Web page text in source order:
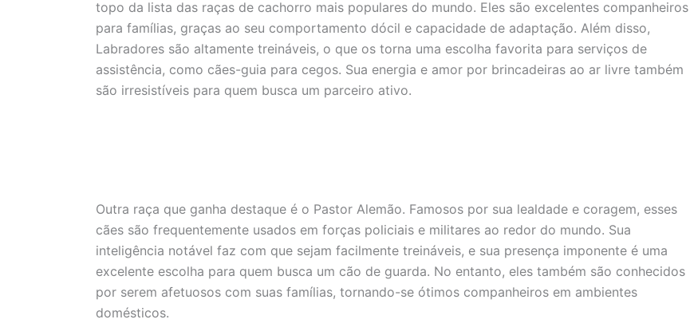
topo da lista das raças de cachorro mais populares do mundo. Eles são excelentes companheiros
para famílias, graças ao seu comportamento dócil e capacidade de adaptação. Além disso,
Labradores são altamente treináveis, o que os torna uma escolha favorita para serviços de
assistência, como cães-guia para cegos. Sua energia e amor por brincadeiras ao ar livre também
são irresistíveis para quem busca um parceiro ativo.
Outra raça que ganha destaque é o Pastor Alemão. Famosos por sua lealdade e coragem, esses
cães são frequentemente usados em forças policiais e militares ao redor do mundo. Sua
inteligência notável faz com que sejam facilmente treináveis, e sua presença imponente é uma
excelente escolha para quem busca um cão de guarda. No entanto, eles também são conhecidos
por serem afetuosos com suas famílias, tornando-se ótimos companheiros em ambientes
domésticos.